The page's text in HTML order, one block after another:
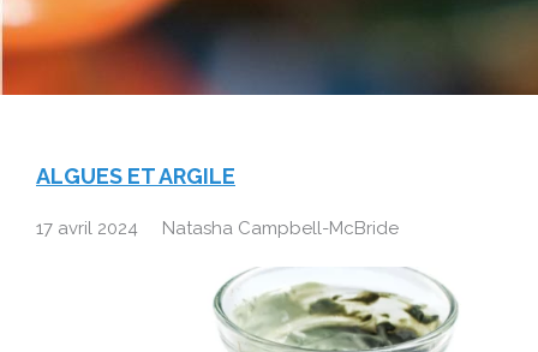
a
c
ALGUES ET ARGILE
17 avril 2024 Natasha Campbell-McBride